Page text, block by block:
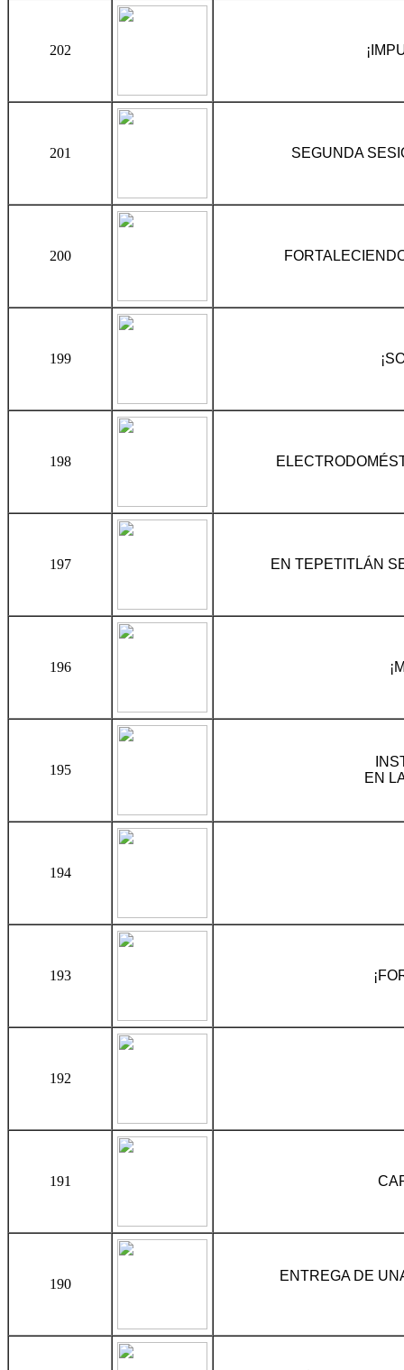
202
201 SEGUNDA
200
199
198
197 EN TEPETITLÁN
196
195
EN
194
193
192
191
190
ENTREGA DE